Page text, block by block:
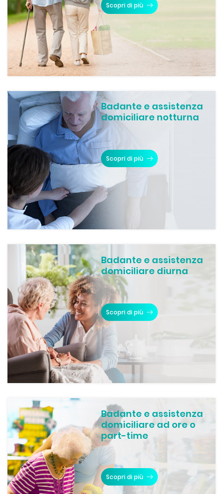
Scopri di più
Badante e assistenza
domiciliare notturna
Scopri di più
Badante e assistenza
domiciliare diurna
Scopri di più
Badante e assistenza
domiciliare ad ore o
part-time
Scopri di più